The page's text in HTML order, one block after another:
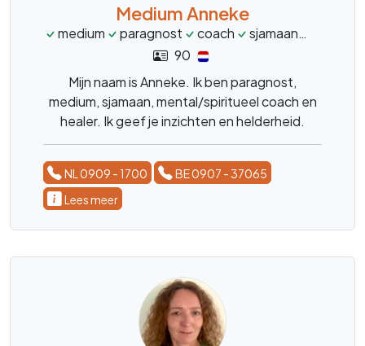
Medium Anneke
medium paragnost coach sjamaan
90
Mijn naam is Anneke. Ik ben paragnost,
medium, sjamaan, mental/spiritueel coach en
healer. Ik geef je inzichten en helderheid.
NL 0909 - 1700
BE 0907 - 37065
Lees meer